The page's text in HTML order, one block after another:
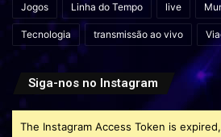
Jogos Linha do Tempo live
Tecnologia transmissão ao vivo
Siga-nos no Instagram
The Instagram Access Token is